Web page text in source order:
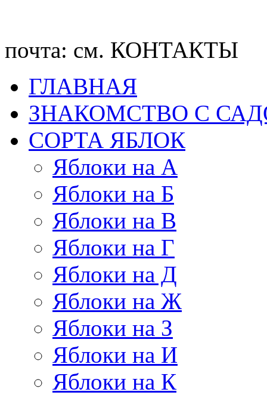
почта: см. КОНТАКТЫ
ГЛАВНАЯ
ЗНАКОМСТВО С
CОРТА ЯБЛОК
Яблоки на А
Яблоки на Б
Яблоки на В
Яблоки на Г
Яблоки на Д
Яблоки на Ж
Яблоки на З
Яблоки на И
Яблоки на К